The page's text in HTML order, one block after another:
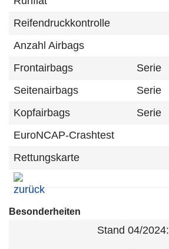
Reifendruckkontrolle
Anzahl Airbags
Frontairbags
Serie
Seitenairbags
Serie
Kopfairbags
Serie
EuroNCAP-Crashtest
Rettungskarte
Besonderheiten
Stand 04/2024: